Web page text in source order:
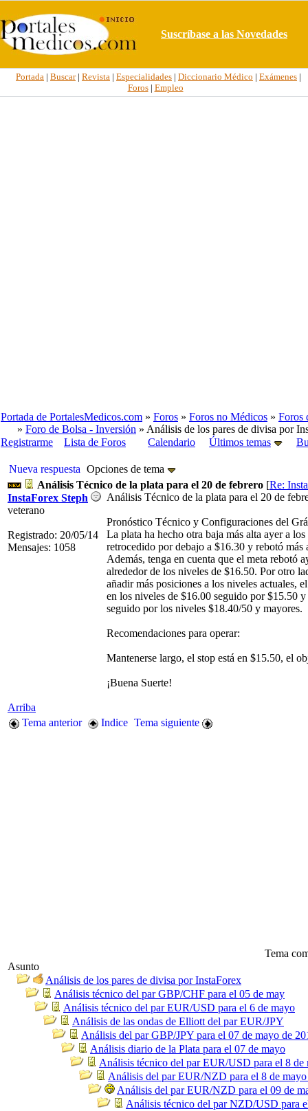
Suscríbase a las Novedades
Portada | Buscar| Revista | Especialidades | Diccionario Médico | Exámenes |
Foros| Empleo
Portada de PortalesMedicos.com » Foros » Foros no Médicos » Foros
» Foro de Bolsa - Inversión » Análisis de los pares de divisa por
Registrarme
Lista de Foros Calendario Últimos temas
Nueva respuesta Opciones de tema
Análisis Técnico de la plata para el 20 de febrero [Re:
InstaForex Steph
veterano
Registrado: 20/05/14
Mensajes: 1058
Análisis Técnico de la plata para el 20 de
Pronóstico Técnico y Configuraciones del
La plata ha hecho otra baja más alta ayer a
retrocedido por debajo a $16.30 y rebotó más
Además, tenga en cuenta que el meta rebotó
alrededor de los niveles de $16.50. Por otro
añadir más posiciones a los niveles actuales,
en los niveles de $16.00 seguido por $15.50
seguido por los niveles $18.40/50 y mayores.
Recomendaciones para operar:
Mantenerse largo, el stop está en $15.50, el
¡Buena Suerte!
Arriba
Tema anterior
Indice Tema siguiente
Tema
Asunto
Análisis de los pares de divisa por InstaForex
Análisis técnico del par GBP/CHF para el 05 de may
Análisis técnico del par EUR/USD para el 6 de mayo
Análisis de las ondas de Elliott del par EUR/JPY
Análisis del par GBP/JPY para el 07 de mayo de
Análisis diario de la Plata para el 07 de mayo
Análisis técnico del par EUR/USD para el 8 de
Análisis del par EUR/NZD para el 8 de
Análisis del par EUR/NZD para el 09 de
Análisis técnico del par NZD/USD para